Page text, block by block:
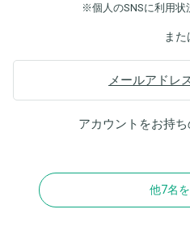
※個人のSNSに利用状
また
メールアドレ
アカウントをお持
他7名